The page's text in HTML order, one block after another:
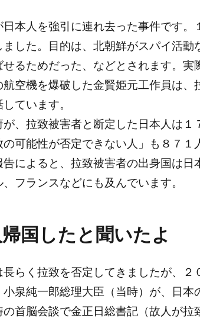
本人を強引に連れ去った事件です。
ました。目的は、北朝鮮がスパイ活動
るためだった、などとされます。実
空機を爆破した金賢姫元工作員は、
ています。
、拉致被害者と断定した日本人は１
可能性が否定できない人」も８７１
によると、拉致被害者の出身国は日
フランスなどにも及んでいます。
国したと聞いたよ
らく拉致を否定してきましたが、２
小泉純一郎総理大臣（当時）が、日
の首脳会談で金正日総書記（故人が